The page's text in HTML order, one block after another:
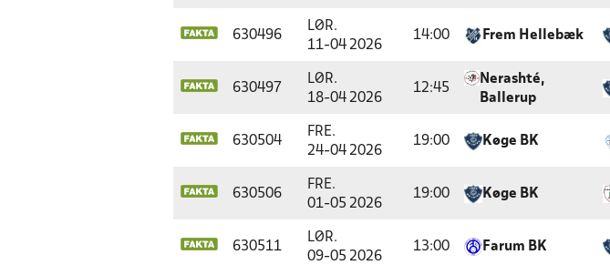
630496
LØR.
11-04 2026
14:00 Frem Hellebæk
630497
LØR.
18-04 2026
12:45
Nerashté,
Ballerup
630504
FRE.
24-04 2026
19:00 Køge BK
630506
FRE.
01-05 2026
19:00 Køge BK
630511
LØR.
09-05 2026
13:00 Farum BK